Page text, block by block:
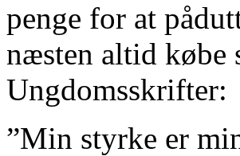
penge for at
næsten altid købe
Ungdomsskrifter:
”Min styrke er